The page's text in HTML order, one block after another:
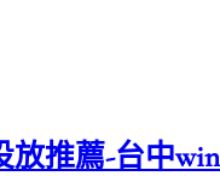
放推薦-台中